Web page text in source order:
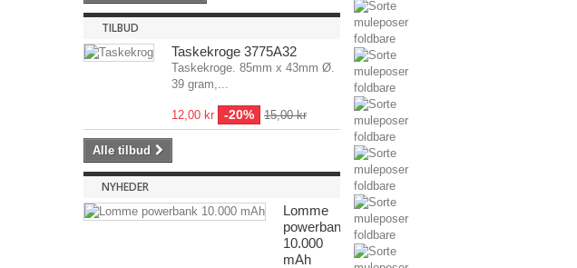
TILBUD
Taskekroge 3775A32
Taskekroge. 85mm x 43mm Ø.
39 gram,...
12,00 kr -20% 15,00 kr
Alle tilbud
NYHEDER
Lomme
powerbank
10.000
mAh